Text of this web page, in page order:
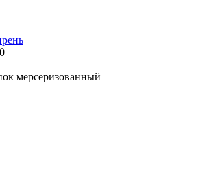
мерсеризованный